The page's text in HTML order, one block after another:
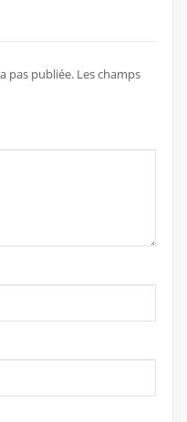
pas publiée. Les champs